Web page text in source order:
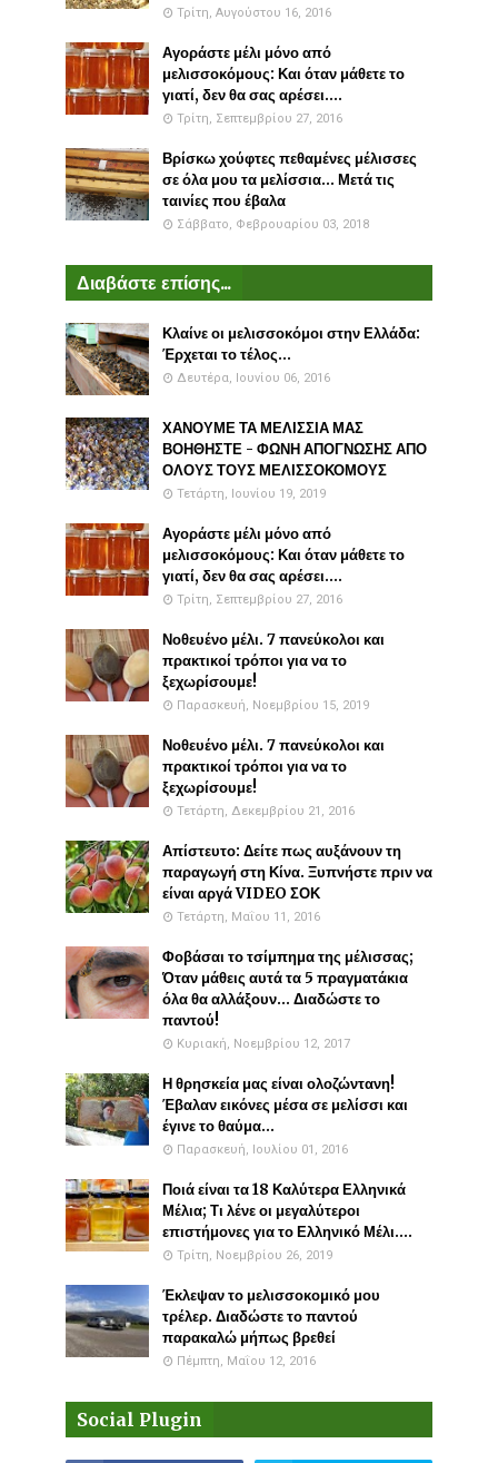
Τρίτη, Αυγούστου 16, 2016
Αγοράστε μέλι μόνο από
μελισσοκόμους: Και όταν μάθετε το
γιατί, δεν θα σας αρέσει....
Τρίτη, Σεπτεμβρίου 27, 2016
Βρίσκω χούφτες πεθαμένες μέλισσες
σε όλα μου τα μελίσσια... Μετά τις
ταινίες που έβαλα
Σάββατο, Φεβρουαρίου 03, 2018
Διαβάστε επίσης...
Κλαίνε οι μελισσοκόμοι στην Ελλάδα:
Έρχεται το τέλος...
Δευτέρα, Ιουνίου 06, 2016
ΧΑΝΟΥΜΕ ΤΑ ΜΕΛΙΣΣΙΑ ΜΑΣ
ΒΟΗΘΗΣΤΕ - ΦΩΝΗ ΑΠΟΓΝΩΣΗΣ ΑΠΟ
ΟΛΟΥΣ ΤΟΥΣ ΜΕΛΙΣΣΟΚΟΜΟΥΣ
Τετάρτη, Ιουνίου 19, 2019
Αγοράστε μέλι μόνο από
μελισσοκόμους: Και όταν μάθετε το
γιατί, δεν θα σας αρέσει....
Τρίτη, Σεπτεμβρίου 27, 2016
Νοθευένο μέλι. 7 πανεύκολοι και
πρακτικοί τρόποι για να το
ξεχωρίσουμε!
Παρασκευή, Νοεμβρίου 15, 2019
Νοθευένο μέλι. 7 πανεύκολοι και
πρακτικοί τρόποι για να το
ξεχωρίσουμε!
Τετάρτη, Δεκεμβρίου 21, 2016
Απίστευτο: Δείτε πως αυξάνουν τη
παραγωγή στη Κίνα. Ξυπνήστε πριν να
είναι αργά VIDEO ΣΟΚ
Τετάρτη, Μαΐου 11, 2016
Φοβάσαι το τσίμπημα της μέλισσας;
Όταν μάθεις αυτά τα 5 πραγματάκια
όλα θα αλλάξουν... Διαδώστε το
παντού!
Κυριακή, Νοεμβρίου 12, 2017
Η θρησκεία μας είναι ολοζώντανη!
Έβαλαν εικόνες μέσα σε μελίσσι και
έγινε το θαύμα...
Παρασκευή, Ιουλίου 01, 2016
Ποιά είναι τα 18 Καλύτερα Ελληνικά
Μέλια; Τι λένε οι μεγαλύτεροι
επιστήμονες για το Ελληνικό Μέλι....
Τρίτη, Νοεμβρίου 26, 2019
Έκλεψαν το μελισσοκομικό μου
τρέλερ. Διαδώστε το παντού
παρακαλώ μήπως βρεθεί
Πέμπτη, Μαΐου 12, 2016
Social Plugin